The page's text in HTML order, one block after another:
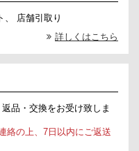
、 店舗引取り
詳しくはこちら
品・交換をお受け致しま
絡の上、7日以内にご返送